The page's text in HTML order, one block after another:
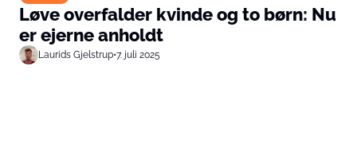
Løve overfalder kvinde og to børn: Nu
er ejerne anholdt
Laurids Gjelstrup•7. juli 2025